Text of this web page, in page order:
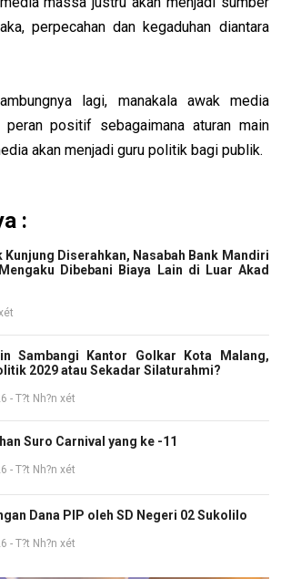
perpecahan dan kegaduhan diantara
lagi, manakala awak media
peran positif sebagaimana aturan main
akan menjadi guru politik bagi publik.
:
Kunjung Diserahkan, Nasabah Bank Mandiri
Dibebani Biaya Lain di Luar Akad
Sambangi Kantor Golkar Kota Malang,
2029 atau Sekadar Silaturahmi?
- T?t Nh?n xét
Suro Carnival yang ke -11
- T?t Nh?n xét
Dana PIP oleh SD Negeri 02 Sukolilo
- T?t Nh?n xét